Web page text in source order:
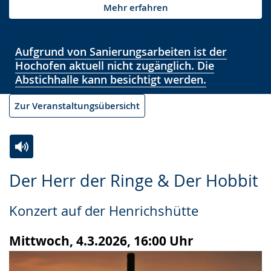
Mehr erfahren
Aufgrund von Sanierungsarbeiten ist der
Hochofen aktuell nicht zugänglich. Die
Abstichhalle kann besichtigt werden.
Zur Veranstaltungsübersicht
Der Herr der Ringe & Der Hobbit
Konzert auf der Henrichshütte
Mittwoch, 4.3.2026, 16:00 Uhr
Leichten
wechseln.
Audio-
Video
Deutscher
Gebärdensprache
wird